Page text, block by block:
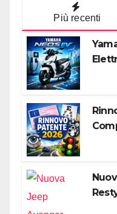
Più recenti